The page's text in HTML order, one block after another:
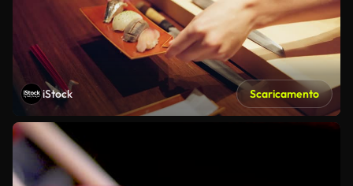
iStock Scaricamento